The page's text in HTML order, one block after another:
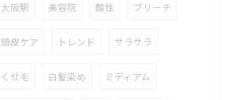
大阪駅 美容院 酸性 ブリーチ
頭皮ケア トレンド サラサラ
くせ毛 白髪染め ミディアム